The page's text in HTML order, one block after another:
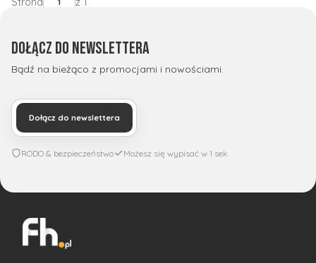
Dołącz do newslettera
Bądź na bieżąco z promocjami i nowościami.
Dołącz do newslettera
RODO & bezpieczeństwo Możesz się wypisać w 1 sek